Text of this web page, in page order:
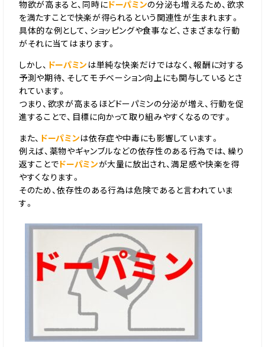
物欲が高まると、同時にドーパミンの分泌も増えるため、欲求
を満たすことで快楽が得られるという関連性が生まれます。
具体的な例として、ショッピングや食事など、さまざまな行動
がそれに当てはまります。
しかし、 ドーパミン は単純な快楽だけではなく、報酬に対する
予測や期待、そしてモチベーション向上にも関与しているとさ
れています。
つまり、欲求が高まるほどドーパミンの分泌が増え、行動を促
進することで、目標に向かって取り組みやすくなるのです。
また、 ドーパミンは依存症や中毒にも影響しています。
例えば、薬物やギャンブルなどの依存性のある行為では、繰り
返すことでドーパミンが大量に放出され、満足感や快楽を得
やすくなります。
そのため、依存性のある行為は危険であると言われていま
す。